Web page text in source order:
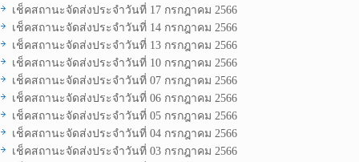
เช็คสถานะจัดส่งประจำวันที่ 17 กรกฎาคม 2566
เช็คสถานะจัดส่งประจำวันที่ 14 กรกฎาคม 2566
เช็คสถานะจัดส่งประจำวันที่ 13 กรกฎาคม 2566
เช็คสถานะจัดส่งประจำวันที่ 10 กรกฎาคม 2566
เช็คสถานะจัดส่งประจำวันที่ 07 กรกฎาคม 2566
เช็คสถานะจัดส่งประจำวันที่ 06 กรกฎาคม 2566
เช็คสถานะจัดส่งประจำวันที่ 05 กรกฎาคม 2566
เช็คสถานะจัดส่งประจำวันที่ 04 กรกฎาคม 2566
เช็คสถานะจัดส่งประจำวันที่ 03 กรกฎาคม 2566